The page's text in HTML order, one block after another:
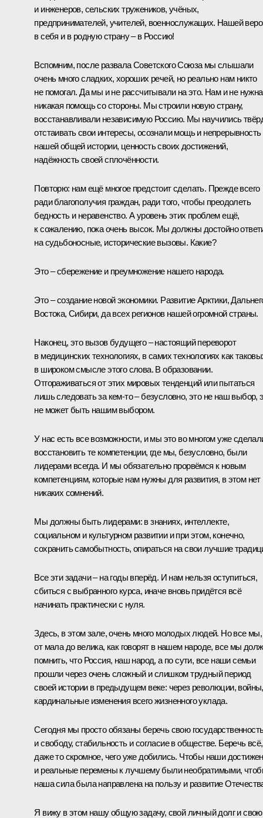
и инженеров, сельских тружеников, учёных,
предпринимателей, учителей, военнослужащих. Нашей
в себя и в родную страну – в Россию!
Вспомним, после развала Советского Союза мы слышали
очень много сладких, хороших речей, но реально нам никто
не помогал. Да мы и не рассчитывали на это. Нам и не нужна
никакая помощь со стороны. Мы строили новую страну,
восстанавливали независимую Россию. Мы научились
отстаивать свои интересы, осознали мощь и непрерывность
нашей общей истории, ценность своих достижений,
надёжность своей сплочённости.
Повторю: нам ещё многое предстоит сделать. Прежде всего
ради благополучия граждан, ради того, чтобы преодолеть
бедность и неравенство. А уровень этих проблем ещё,
к сожалению, пока очень высок. Мы должны достойно
на судьбоносные, исторические вызовы. Какие?
Это – сбережение и преумножение нашего народа.
Это – создание новой экономики. Развитие Арктики,
Востока, Сибири, да всех регионов нашей огромной страны.
Наконец, это вызов будущего – настоящий переворот
в медицинских технологиях, в самих технологиях как
в широком смысле этого слова. В образовании.
Отгораживаться от этих мировых тенденций или пытаться
лишь следовать за кем-то – безусловно, это не наш выбор,
не может быть нашим выбором.
У нас есть все возможности, и мы это во многом уже
восстановить те компетенции, где мы, безусловно, были
лидерами всегда. И мы обязательно прорвёмся к новым
компетенциям, которые нам нужны для развития, в этом нет
никаких сомнений.
Мы должны быть лидерами: в знаниях, интеллекте,
социальном и культурном развитии и при этом, конечно,
сохранить самобытность, опираться на свои лучшие
Все эти задачи – на годы вперёд. И нам нельзя оступиться,
сбиться с выбранного курса, иначе вновь придётся всё
начинать практически с нуля.
Здесь, в этом зале, очень много молодых людей. Но все мы,
от мала до велика, как говорят в нашем народе, все мы
помнить, что Россия, наш народ, а по сути, все наши семьи
прошли через очень сложный и слишком трудный период
своей истории в предыдущем веке: через революции, войны,
кардинальные изменения всего жизненного уклада.
Сегодня мы просто обязаны беречь свою
и свободу, стабильность и согласие в обществе. Беречь всё,
даже то скромное, чего уже добились. Чтобы наши
и реальные перемены к лучшему были необратимыми,
наша сила была направлена на пользу и развитие
Я вижу в этом нашу общую задачу, свой личный долг и свою